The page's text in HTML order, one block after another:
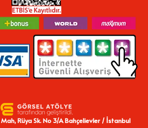
Rüya Sk. No 3/A Bahçelievler / İstanbul